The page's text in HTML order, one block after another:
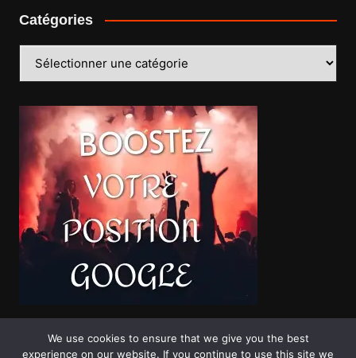
Catégories
We use cookies to ensure that we give you the best
experience on our website. If you continue to use this site we